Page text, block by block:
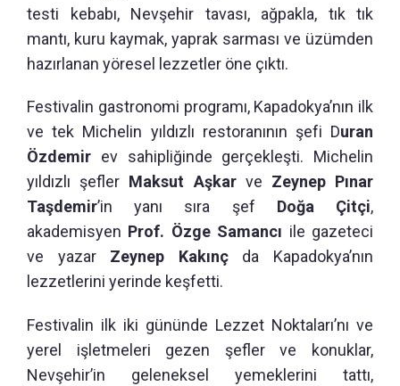
testi kebabı, Nevşehir tavası, ağpakla, tık tık
mantı, kuru kaymak, yaprak sarması ve üzümden
hazırlanan yöresel lezzetler öne çıktı.
Festivalin gastronomi programı, Kapadokya’nın ilk
ve tek Michelin yıldızlı restoranının şefi Duran
Özdemir ev sahipliğinde gerçekleşti. Michelin
yıldızlı şefler Maksut Aşkarve Zeynep Pınar
Taşdemir’in yanı sıra şef Doğa Çitçi,
akademisyen Prof. Özge Samancı ile gazeteci
ve yazar Zeynep Kakınçda Kapadokya’nın
lezzetlerini yerinde keşfetti.
Festivalin ilk iki gününde Lezzet Noktaları’nı ve
yerel işletmeleri gezen şefler ve konuklar,
Nevşehir’in geleneksel yemeklerini tattı,